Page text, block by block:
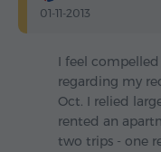
01-11-2013
I feel
regarding my
Oct. I relied
rented an
two trips - one